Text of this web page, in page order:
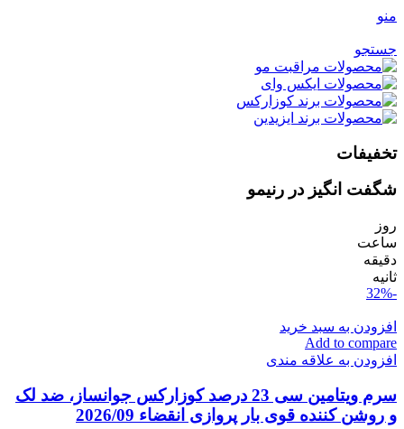
منو
جستجو
تخفیفات
شگفت انگیز در رنیمو
روز
ساعت
دقیقه
ثانیه
-32%
افزودن به سبد خرید
Add to compare
افزودن به علاقه مندی
سرم ویتامین سی 23 درصد کوزارکس جوانساز، ضد لک
و روشن کننده قوی بار پروازی انقضاء 2026/09